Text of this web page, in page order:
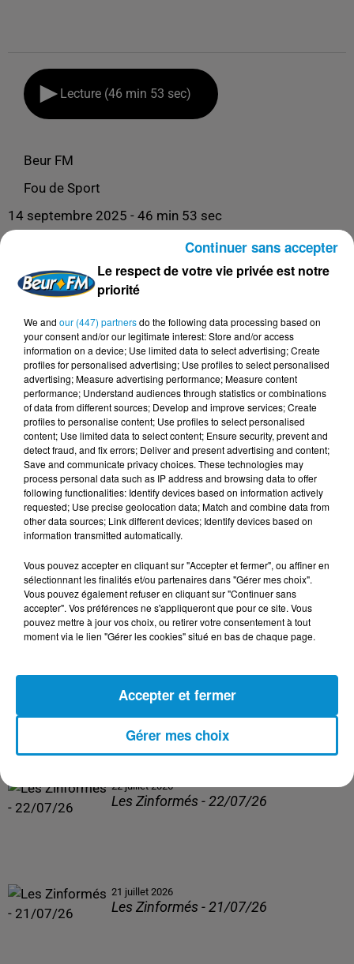
Lecture (46 min 53 sec)
Beur FM
Fou de Sport
14 septembre 2025 - 46 min 53 sec
FOU DE SPORT - 14/09/25 - KEVIN FORTUNÉ,
L’ASCENSION D’UN ENFANT DE SARCELLES
VERS LE FOOT PRO !
Fou de Sport
DERNIERS PODCASTS
24 juillet 2026
Les Zinformés - 24/07/26
Les Zinformés - 23/07/26
22 juillet 2026
Les Zinformés - 22/07/26
21 juillet 2026
Les Zinformés - 21/07/26
Le respect de votre vie privée est notre
priorité
We and our (447) partnersdo the following data processing based on
your consent and/or our legitimate interest: Store and/or access
information on a device; Use limited data to select advertising; Create
profiles for personalised advertising; Use profiles to select personalised
advertising; Measure advertising performance; Measure content
performance; Understand audiences through statistics or combinations
of data from different sources; Develop and improve services; Create
profiles to personalise content; Use profiles to select personalised
content; Use limited data to select content; Ensure security, prevent and
detect fraud, and fix errors; Deliver and present advertising and content;
Save and communicate privacy choices. These technologies may
process personal data such as IP address and browsing data to offer
following functionalities: Identify devices based on information actively
requested; Use precise geolocation data; Match and combine data from
other data sources; Link different devices; Identify devices based on
information transmitted automatically.
Vous pouvez accepter en cliquant sur "Accepter et fermer", ou affiner en
sélectionnant les finalités et/ou partenaires dans "Gérer mes choix".
Vous pouvez également refuser en cliquant sur "Continuer sans
accepter". Vos préférences ne s'appliqueront que pour ce site. Vous
pouvez mettre à jour vos choix, ou retirer votre consentement à tout
moment via le lien "Gérer les cookies" situé en bas de chaque page.
Gérer mes choix
Accepter et fermer
Continuer sans accepter